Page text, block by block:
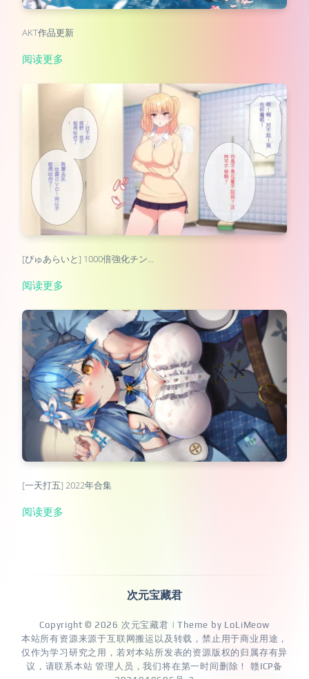
AKT作品更新
阅读更多
[ぴゅあらいと] 1000倍強化チン…
阅读更多
[一天打五] 2022年合集
阅读更多
次元宝藏君
Copyright © 2026 次元宝藏君 | Theme by LoLiMeow
本站所有资源来源于互联网搬运以及转载，禁止用于商业用途，
仅作为学习研究之用，若对本站所发表的资源版权的归属存有异
议，请联系本站 管理人员，我们将在第一时间删除！ 赣ICP备